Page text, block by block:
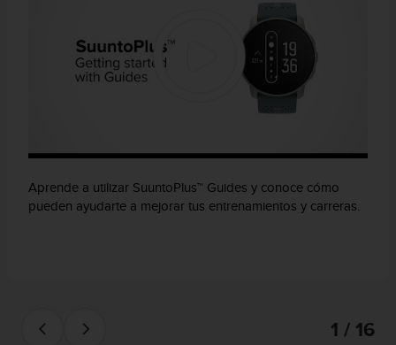
Aprende a utilizar SuuntoPlus™ Guides y conoce cómo
pueden ayudarte a mejorar tus entrenamientos y carreras.
1 / 16